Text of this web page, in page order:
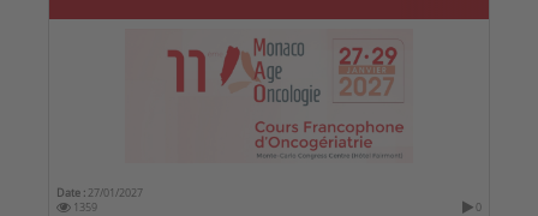
Date : 27/01/2027
1359
0